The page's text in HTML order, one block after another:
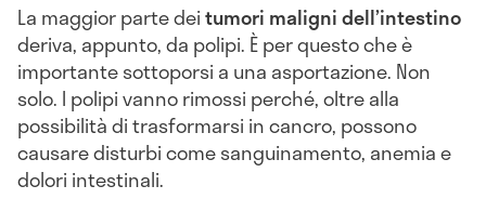
La maggior parte deitumori maligni dell’intestino
deriva, appunto, da polipi. È per questo che è
importante sottoporsi a una asportazione. Non
solo. I polipi vanno rimossi perché, oltre alla
possibilità di trasformarsi in cancro, possono
causare disturbi come sanguinamento, anemia e
dolori intestinali.